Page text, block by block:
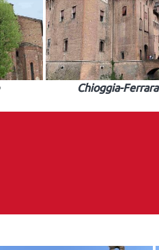
Chioggia-Ferrara